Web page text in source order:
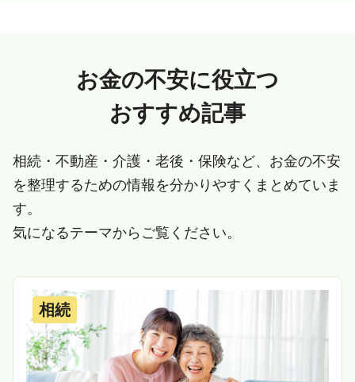
お金の不安に役立つ
おすすめ記事
相続・不動産・介護・老後・保険など、お金の不安
を整理するための情報を分かりやすくまとめていま
す。
気になるテーマからご覧ください。
相続